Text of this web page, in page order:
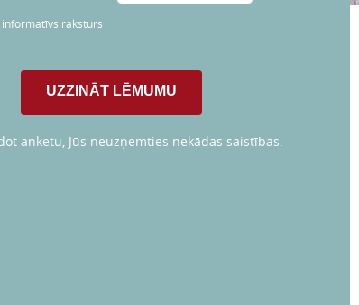
raksturs
anketu, Jūs neuzņemties nekādas saistības.